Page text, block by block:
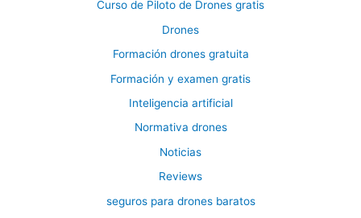
Curso de Piloto de Drones gratis
Drones
Formación drones gratuita
Formación y examen gratis
Inteligencia artificial
Normativa drones
Noticias
Reviews
seguros para drones baratos